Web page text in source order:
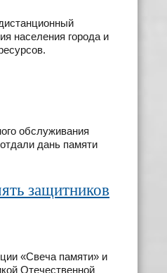
населения города и
обслуживания
дань памяти
защитников
«Свеча памяти» и
Отечественной